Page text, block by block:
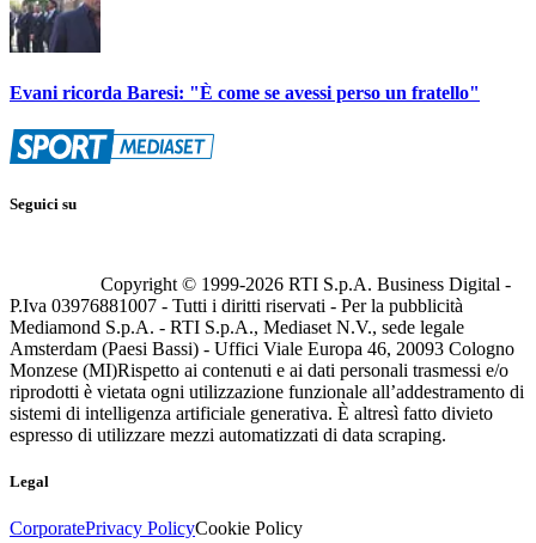
Evani ricorda Baresi: "È come se avessi perso un fratello"
Seguici su
Copyright © 1999-2026 RTI S.p.A. Business Digital -
P.Iva 03976881007 - Tutti i diritti riservati - Per la pubblicità
Mediamond S.p.A. - RTI S.p.A., Mediaset N.V., sede legale
Amsterdam (Paesi Bassi) - Uffici Viale Europa 46, 20093 Cologno
Monzese (MI)Rispetto ai contenuti e ai dati personali trasmessi e/o
riprodotti è vietata ogni utilizzazione funzionale all’addestramento di
sistemi di intelligenza artificiale generativa. È altresì fatto divieto
espresso di utilizzare mezzi automatizzati di data scraping.
Legal
CorporatePrivacy PolicyCookie Policy